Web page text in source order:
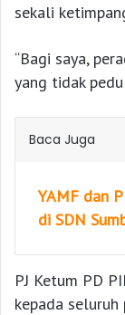
sekali
“Bagi saya,
yang tidak
Baca Juga
YAMF dan
di SDN
PJ Ketum PD
kepada